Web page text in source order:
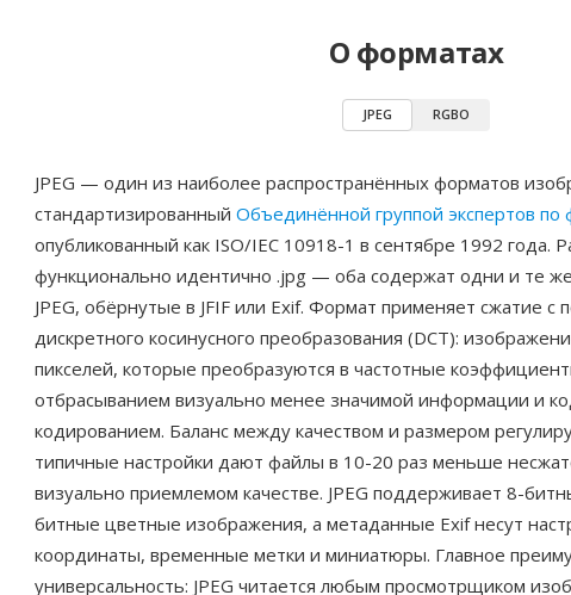
О форматах
JPEG RGBO
JPEG — один из наиболее распространённых форматов
стандартизированный Объединённой группой экспертов по
опубликованный как ISO/IEC 10918-1 в сентябре 1992 года.
функционально идентично .jpg — оба содержат одни и те
JPEG, обёрнутые в JFIF или Exif. Формат применяет сжатие с
дискретного косинусного преобразования (DCT):
пикселей, которые преобразуются в частотные
отбрасыванием визуально менее значимой информации и
кодированием. Баланс между качеством и размером
типичные настройки дают файлы в 10-20 раз меньше
визуально приемлемом качестве. JPEG поддерживает 8-
битные цветные изображения, а метаданные Exif несут
координаты, временные метки и миниатюры. Главное
универсальность: JPEG читается любым просмотрщиком